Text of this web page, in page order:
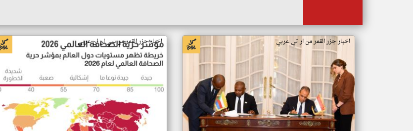
اخبار جزر القمر من ار تي عربي اخبار جزر القمر من سي ان ان عربي